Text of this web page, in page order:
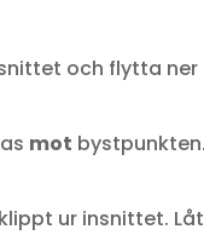
och flytta
mot
ur insnittet.